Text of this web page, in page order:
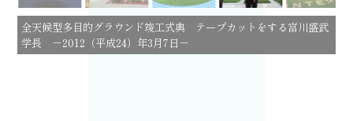
全天候型多目的グラウンド竣工式典 テープカットをする富川盛武
学長 －2012 （平成24）年3月7 日－